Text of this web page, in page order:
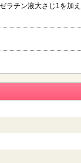
チン液大さじ1を加